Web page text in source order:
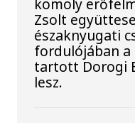
komoly
Zsolt
északnyugati
fordulójában a
tartott Dorogi
lesz.